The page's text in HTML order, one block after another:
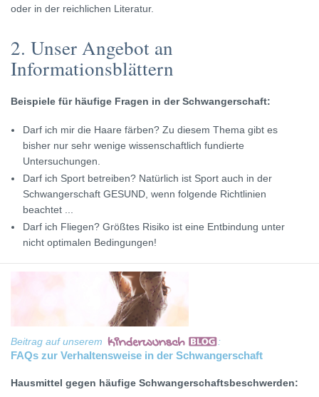
oder in der reichlichen Literatur.
2. Unser Angebot an
Informationsblättern
Beispiele für häufige Fragen in der Schwangerschaft:
Darf ich mir die Haare färben? Zu diesem Thema gibt es
bisher nur sehr wenige wissenschaftlich fundierte
Untersuchungen.
Darf ich Sport betreiben? Natürlich ist Sport auch in der
Schwangerschaft GESUND, wenn folgende Richtlinien
beachtet ...
Darf ich Fliegen? Größtes Risiko ist eine Entbindung unter
nicht optimalen Bedingungen!
Beitrag auf unserem :
FAQs zur Verhaltensweise in der Schwangerschaft
Hausmittel gegen häufige Schwangerschaftsbeschwerden: